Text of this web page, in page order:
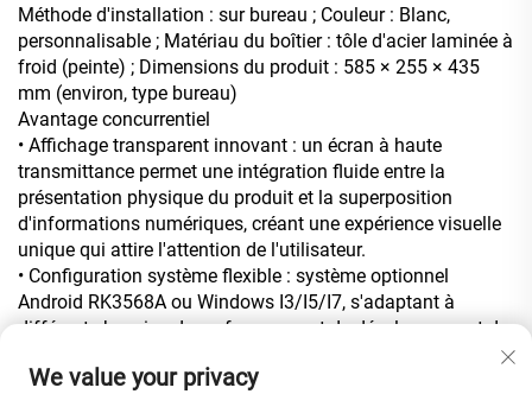
Méthode d'installation : sur bureau ; Couleur : Blanc,
personnalisable ; Matériau du boîtier : tôle d'acier laminée à
froid (peinte) ; Dimensions du produit : 585 × 255 × 435
mm (environ, type bureau)
Avantage concurrentiel
• Affichage transparent innovant : un écran à haute
transmittance permet une intégration fluide entre la
présentation physique du produit et la superposition
d'informations numériques, créant une expérience visuelle
unique qui attire l'attention de l'utilisateur.
• Configuration système flexible : système optionnel
Android RK3568A ou Windows I3/I5/I7, s'adaptant à
différents besoins de performance et de développement de
• Interaction tactile sensible : tactile capacitif 10 points
We value your privacy